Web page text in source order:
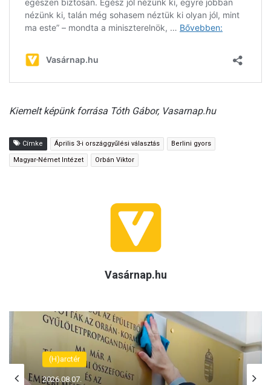
Kiemelt képünk forrása Tóth Gábor, Vasarnap.hu
Címke Április 3-i országgyűlési választás Berlini gyors
Magyar-Német Intézet Orbán Viktor
Vasárnap.hu
(H)arctér
2026.08.07.